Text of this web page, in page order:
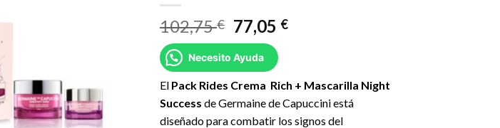
102,75€ El
precio
original
era:
102,75 €.
77,05 €El
77,05 €.
Necesito Ayuda
El Pack Rides Crema Rich + Mascarilla Night
Success de Germaine de Capuccini está
diseñado para combatir los signos del